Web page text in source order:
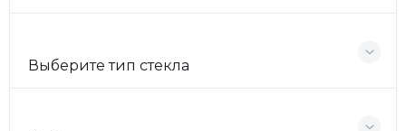
Выберите тип стекла